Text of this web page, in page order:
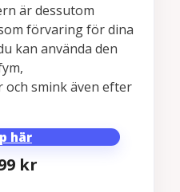
är dessutom
förvaring för dina
kan använda den
smink även efter
här
kr